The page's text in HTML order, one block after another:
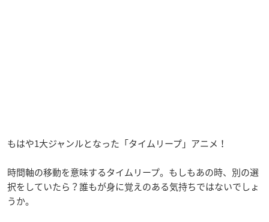
もはや1大ジャンルとなった「タイムリープ」アニメ！
時間軸の移動を意味するタイムリープ。もしもあの時、別の選
択をしていたら？誰もが身に覚えのある気持ちではないでしょ
うか。